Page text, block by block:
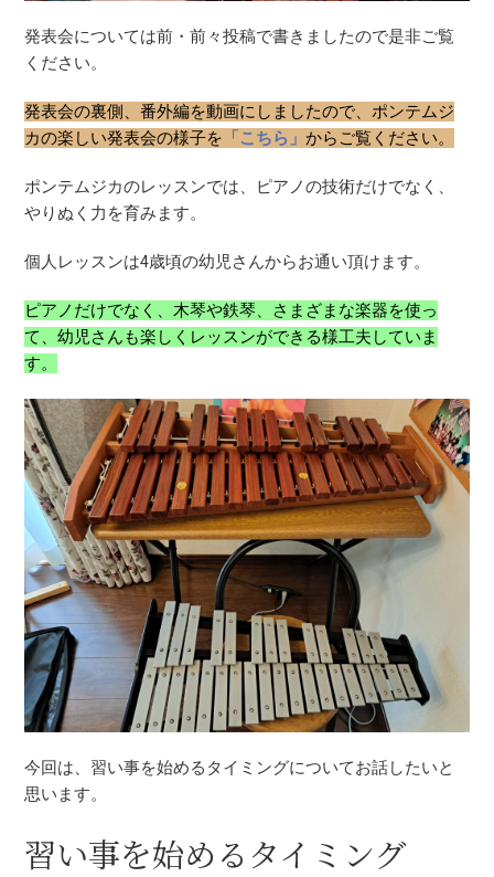
発表会については前・前々投稿で書きましたので是非ご覧
ください。
発表会の裏側、番外編を動画にしましたので、ポンテムジ
カの楽しい発表会の様子を 「こちら」からご覧ください。
ポンテムジカのレッスンでは、ピアノの技術だけでなく、
やりぬく力を育みます。
個人レッスンは4歳頃の幼児さんからお通い頂けます。
ピアノだけでなく、木琴や鉄琴、さまざまな楽器を使っ
て、幼児さんも楽しくレッスンができる様工夫していま
す。
今回は、習い事を始めるタイミングについてお話したいと
思います。
習い事を始めるタイミング